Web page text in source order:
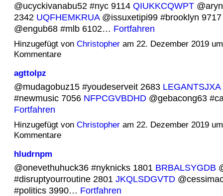
@ucyckivanabu52 #nyc 9114 QIUKKCQWPT
2342 UQFHEMKRUA@issuxetipi99 #brooklyn
@engub68 #mlb 6102… Fortfahren
Hinzugefügt von Christopheram 22. Dezember 2019
Kommentare
agttolpz
@mudagobuz15 #youdeserveit 2683 LEGANTSJXA
#newmusic 7056 NFPCGVBDHD@gebacong63
Fortfahren
Hinzugefügt von Christopheram 22. Dezember 2019
Kommentare
hludrnpm
@onevethuhuck36 #nyknicks 1801 BRBALSYGDB
#disruptyourroutine 2801 JKQLSDGVTD
#politics 3990… Fortfahren